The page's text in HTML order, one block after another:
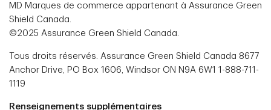
MD Marques de commerce appartenant à Assurance Green
Shield Canada.
©2025 Assurance Green Shield Canada.
Tous droits réservés. Assurance Green Shield Canada 8677
Anchor Drive, PO Box 1606, Windsor ON N9A 6W1 1-888-711-
1119
Renseignements supplémentaires